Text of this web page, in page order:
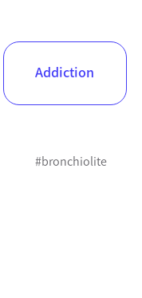
Addiction
#bronchiolite